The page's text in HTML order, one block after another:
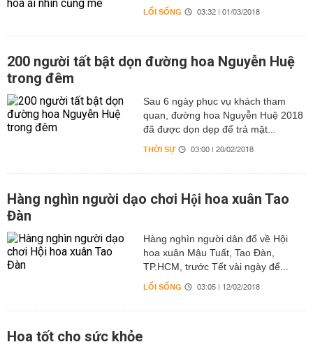
LỐI SỐNG 03:32 | 01/03/2018
200 người tất bật dọn đường hoa Nguyễn Huệ
trong đêm
Sau 6 ngày phục vụ khách tham
quan, đường hoa Nguyễn Huệ 2018
đã được dọn dẹp để trả mặt...
THỜI SỰ 03:00 | 20/02/2018
Hàng nghìn người dạo chơi Hội hoa xuân Tao
Đàn
Hàng nghìn người dân đổ về Hội
hoa xuân Mậu Tuất, Tao Đàn,
TP.HCM, trước Tết vài ngày để...
LỐI SỐNG 03:05 | 12/02/2018
Hoa tốt cho sức khỏe